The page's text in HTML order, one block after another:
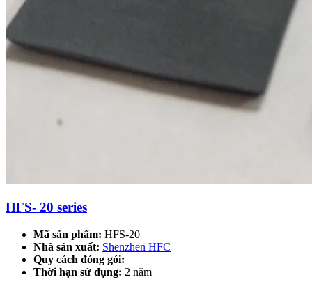
HFS- 20 series
Mã sản phẩm: HFS-20
Nhà sản xuất: Shenzhen HFC
Quy cách đóng gói:
Thời hạn sử dụng: 2 năm